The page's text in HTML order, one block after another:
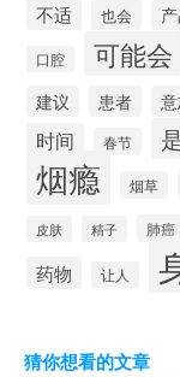
不适 也会
口腔 可能会
建议 患者
时间 春节
烟瘾 烟草
皮肤 精子 肺癌
药物 让人
猜你想看的文章